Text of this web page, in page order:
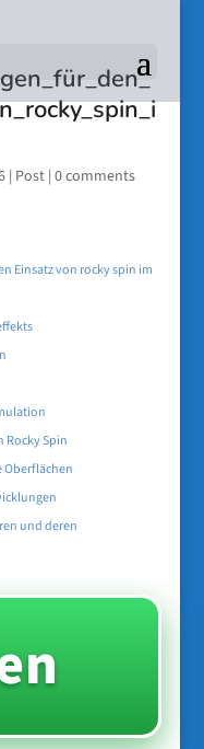
| Post| 0 comments
Einsatz von rocky spin im
Rocky Spin
Oberflächen
und deren